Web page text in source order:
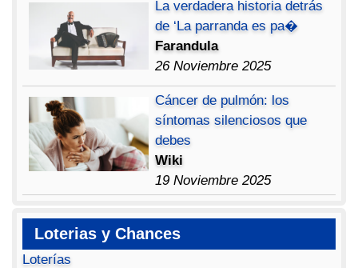
La verdadera historia detrás
de ‘La parranda es pa�
Farandula
26 Noviembre 2025
Cáncer de pulmón: los
síntomas silenciosos que
debes
Wiki
19 Noviembre 2025
Loterias y Chances
Loterías